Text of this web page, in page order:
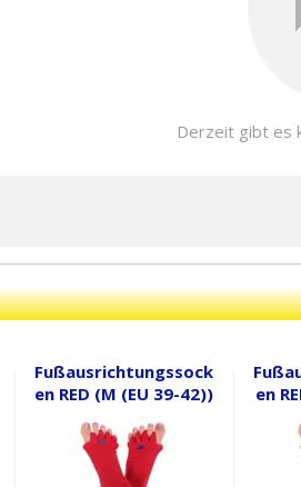
Derzeit gibt es
Fußausrichtungssock
en RED (M (EU 39-42))
en